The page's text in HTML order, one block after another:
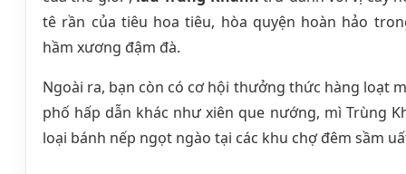
tê rần của tiêu hoa tiêu, hòa quyện hoàn hảo
hầm xương đậm đà.
Ngoài ra, bạn còn có cơ hội thưởng thức hàng loạt
phố hấp dẫn khác như xiên que nướng, mì Trùng
loại bánh nếp ngọt ngào tại các khu chợ đêm sầm